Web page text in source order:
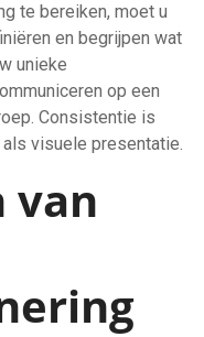
te bereiken, moet u
en begrijpen wat
unieke
op een
Consistentie is
visuele presentatie.
van